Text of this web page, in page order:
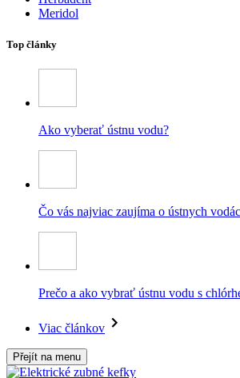
Meridol
Top články
Ako vyberať ústnu vodu?
Čo vás najviac zaujíma o ústnych
Prečo a ako vybrať ústnu vodu s
Viac článkov
Přejít na menu